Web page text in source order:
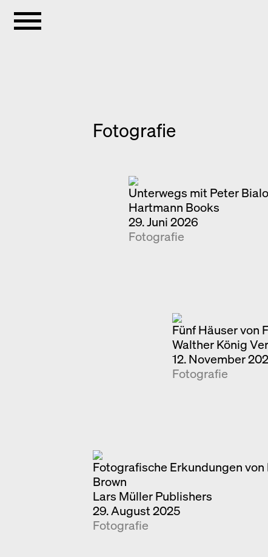
Fotografie
Unterwegs mit Peter
Hartmann Books
29. Juni 2026
Fotografie
Fünf Häuser von
Walther König
12. November
Fotografie
Fotografische Erkundungen
Brown
Lars Müller Publishers
29. August 2025
Fotografie